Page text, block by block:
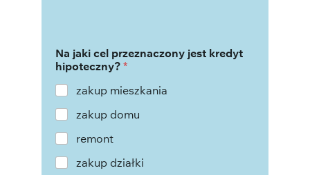
Na jaki cel przeznaczony jest kredyt
hipoteczny? *
zakup mieszkania
zakup domu
remont
zakup działki